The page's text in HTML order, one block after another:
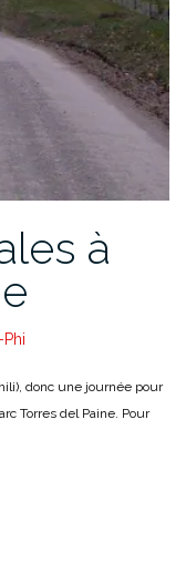
à
donc une journée pour
Torres del Paine. Pour